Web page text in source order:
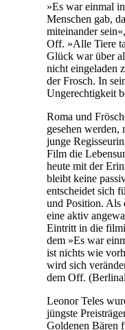
»Es war einmal
Menschen gab,
miteinander
Off. »Alle Tiere
Glück war über
nicht eingeladen
der Frosch. In
Ungerechtigkeit
Roma und
gesehen werden,
junge
Film die
heute mit der
bleibt keine
entscheidet sich
und Position. Als
eine aktiv
Eintritt in die
dem »Es war
ist nichts wie
wird sich
dem Off.
Leonor Teles
jüngste
Goldenen Bären